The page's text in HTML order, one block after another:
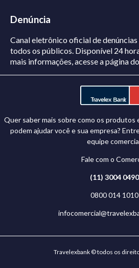
Denúncia
Canal eletrônico oficial de
todos os públicos. Disponível 24
mais informações, acesse a página
Quer saber mais sobre como os produtos
podem ajudar você e sua empresa?
equipe
Fale com o
(11) 3004 0490
0800 014 1010
Travelexbank © todos os